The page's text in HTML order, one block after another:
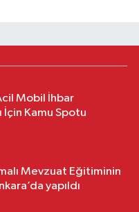
Mobil İhbar
İçin Kamu Spotu
Mevzuat Eğitiminin
yapıldı